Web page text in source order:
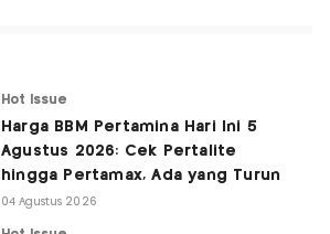
Hot Issue
Harga BBM Pertamina Hari Ini 5
Agustus 2026: Cek Pertalite
hingga Pertamax, Ada yang Turun
04 Agustus 2026